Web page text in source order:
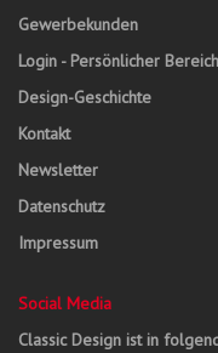
Gewerbekunden
Login - Persönlicher Bereich
Design-Geschichte
Kontakt
Newsletter
Datenschutz
Impressum
Social Media
Classic Design ist in